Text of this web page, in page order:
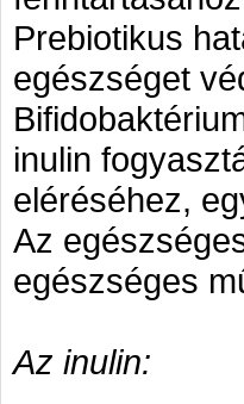
Prebiotikus
egészséget
inulin
eléréséhez,
Az
egészséges
Az inulin: